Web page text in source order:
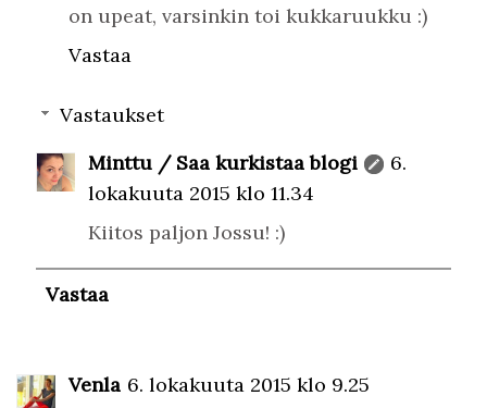
on upeat, varsinkin toi kukkaruukku :)
Vastaa
Vastaukset
Minttu / Saa kurkistaa blogi
6.
lokakuuta 2015 klo 11.34
Kiitos paljon Jossu! :)
Vastaa
Venla 6. lokakuuta 2015 klo 9.25